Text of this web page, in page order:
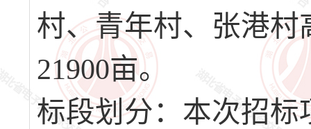
村、青年村、张港
21900亩。
标段划分：本次招